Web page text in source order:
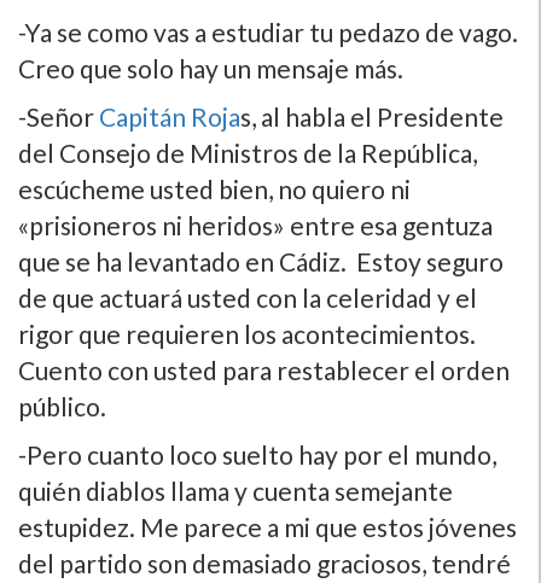
-Ya se como vas a estudiar tu pedazo de vago.
Creo que solo hay un mensaje más.
-Señor Capitán Rojas, al habla el Presidente
del Consejo de Ministros de la República,
escúcheme usted bien, no quiero ni
«prisioneros ni heridos» entre esa gentuza
que se ha levantado en Cádiz. Estoy seguro
de que actuará usted con la celeridad y el
rigor que requieren los acontecimientos.
Cuento con usted para restablecer el orden
público.
-Pero cuanto loco suelto hay por el mundo,
quién diablos llama y cuenta semejante
estupidez. Me parece a mi que estos jóvenes
del partido son demasiado graciosos, tendré